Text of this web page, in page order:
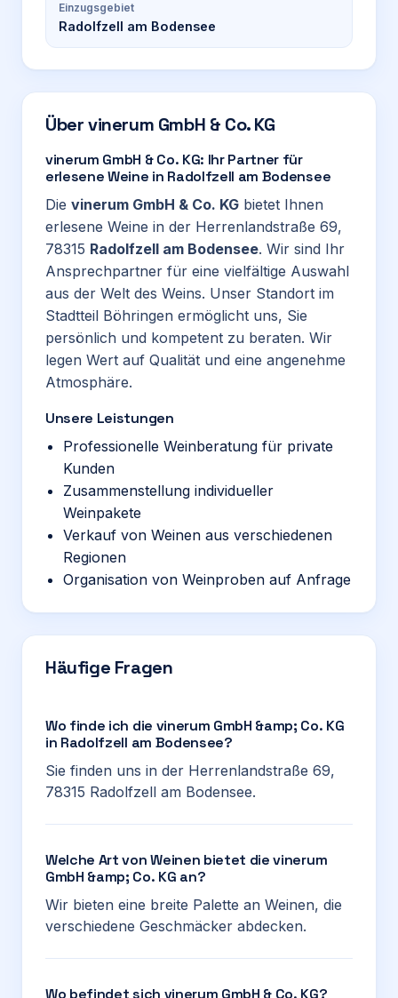
Einzugsgebiet
Radolfzell am Bodensee
Übervinerum GmbH & Co. KG
vinerum GmbH & Co. KG: Ihr Partner für
erlesene Weine in Radolfzell am Bodensee
Die vinerum GmbH & Co. KG bietet Ihnen
erlesene Weine in der Herrenlandstraße 69,
78315 Radolfzell am Bodensee. Wir sind Ihr
Ansprechpartner für eine vielfältige Auswahl
aus der Welt des Weins. Unser Standort im
Stadtteil Böhringen ermöglicht uns, Sie
persönlich und kompetent zu beraten. Wir
legen Wert auf Qualität und eine angenehme
Atmosphäre.
Unsere Leistungen
Professionelle Weinberatung für private
Kunden
Zusammenstellung individueller
Weinpakete
Verkauf von Weinen aus verschiedenen
Regionen
Organisation von Weinproben auf Anfrage
Häufige Fragen
Wo finde ich die vinerum GmbH &amp; Co. KG
in Radolfzell am Bodensee?
Sie finden uns in der Herrenlandstraße 69,
78315 Radolfzell am Bodensee.
Welche Art von Weinen bietet die vinerum
GmbH &amp; Co. KG an?
Wir bieten eine breite Palette an Weinen, die
verschiedene Geschmäcker abdecken.
Wo befindet sich vinerum GmbH & Co. KG?